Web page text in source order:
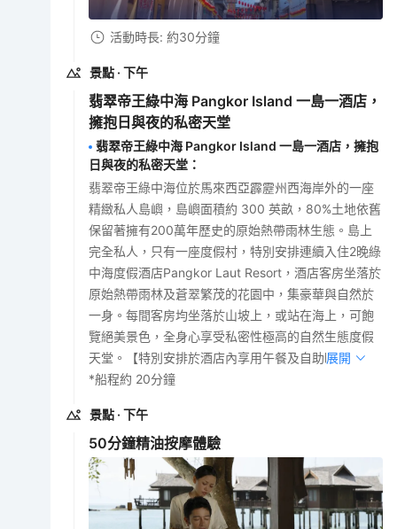
活動時長: 約30分鐘
景點 · 下午
翡翠帝王綠中海 Pangkor Island 一島一酒店，
擁抱日與夜的私密天堂
翡翠帝王綠中海 Pangkor Island 一島一酒店，擁抱
日與夜的私密天堂 ：
翡翠帝王綠中海位於馬來西亞霹靂州西海岸外的一座
精緻私人島嶼，島嶼面積約 300 英畝，80%土地依舊
保留著擁有200萬年歷史的原始熱帶雨林生態。島上
完全私人，只有一座度假村，特別安排連續入住2晚綠
中海度假酒店Pangkor Laut Resort，酒店客房坐落於
原始熱帶雨林及蒼翠繁茂的花園中，集豪華與自然於
一身。每間客房均坐落於山坡上，或站在海上，可飽
覽絕美景色，全身心享受私密性極高的自然生態度假
天堂。【特別安排於酒店內享用午餐及自助晚餐】
展開
*船程約 20分鐘
景點 · 下午
50分鐘精油按摩體驗